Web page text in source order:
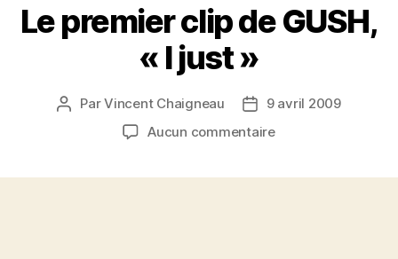
Le premier clip de GUSH,
« I just »
Auteur
ParVincent Chaigneau
Date
de
9 avril 2009
Aucun commentairesur